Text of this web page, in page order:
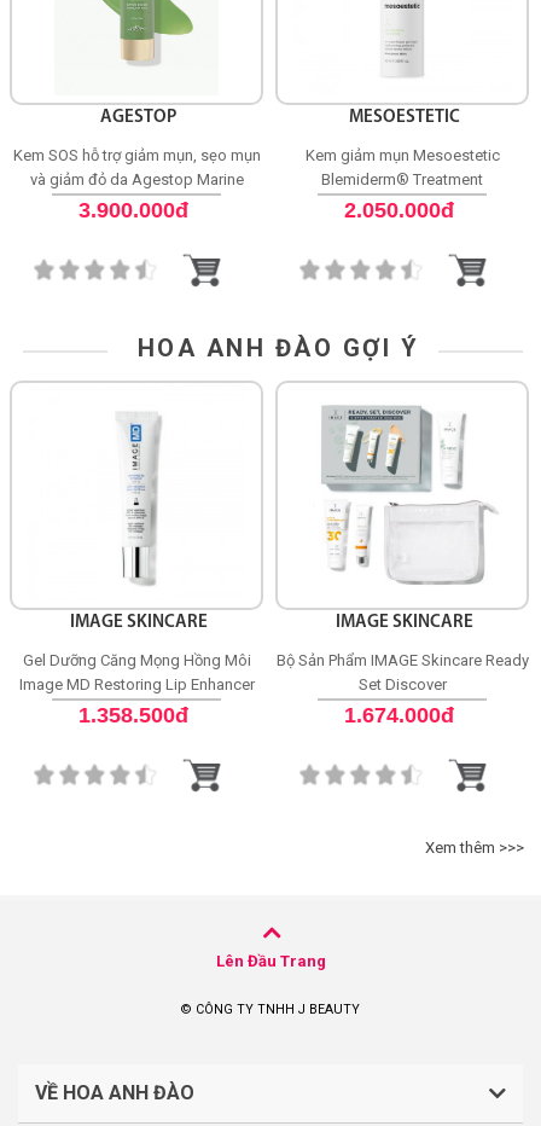
AGESTOP
Kem SOS hỗ trợ giảm mụn, sẹo mụn
và giảm đỏ da Agestop Marine
Retinol SOS Ultra Balm
3.900.000đ
MESOESTETIC
Kem giảm mụn Mesoestetic
Blemiderm® Treatment
2.050.000đ
HOA ANH ĐÀO GỢI Ý
IMAGE SKINCARE
Gel Dưỡng Căng Mọng Hồng Môi
Image MD Restoring Lip Enhancer
SPF 15
1.358.500đ
IMAGE SKINCARE
Bộ Sản Phẩm IMAGE Skincare Ready
Set Discover
1.674.000đ
Xem thêm >>>
Lên Đầu Trang
© CÔNG TY TNHH J BEAUTY
VỀ HOA ANH ĐÀO